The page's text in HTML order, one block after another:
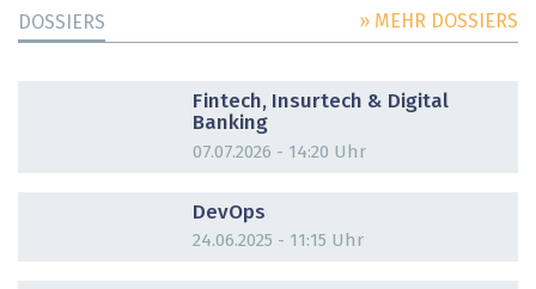
DOSSIERS » MEHR DOSSIERS
Fintech, Insurtech & Digital
Banking
07.07.2026 - 14:20 Uhr
DevOps
24.06.2025 - 11:15 Uhr